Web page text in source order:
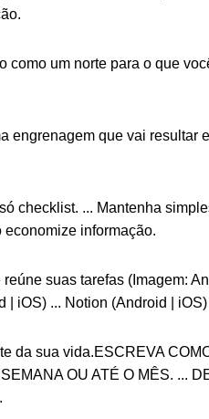
um norte para o que
que vai resultar
checklist. ... Mantenha
economize informação.
suas tarefas (Imagem:
| iOS) ... Notion (Android | iOS)
da sua vida.ESCREVA
OU ATÉ O MÊS. ...